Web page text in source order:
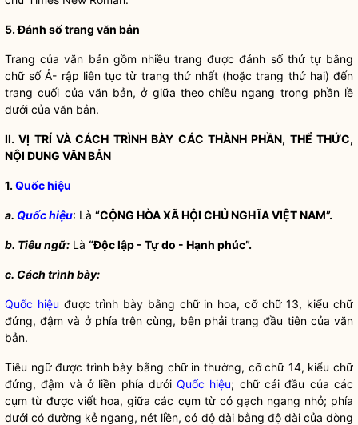
5. Đánh số trang văn bản
Trang của văn bản gồm nhiều trang được đánh số thứ tự bằng
chữ số Ả- rập liên tục từ trang thứ nhất (hoặc trang thứ hai) đến
trang cuối của văn bản, ở giữa theo chiều ngang trong phần lề
dưới của văn bản.
II. VỊ TRÍ VÀ CÁCH TRÌNH BÀY CÁC THÀNH PHẦN, THỂ THỨC,
NỘI DUNG VĂN BẢN
1.Quốc hiệu
a. Quốc hiệu: Là “CỘNG HÒA XÃ HỘI CHỦ NGHĨA VIỆT NAM”.
b. Tiêu ngữ: Là “Độc lập - Tự do - Hạnh phúc”.
c. Cách trình bày:
Quốc hiệu được trình bày bằng chữ in hoa, cỡ chữ 13, kiểu chữ
đứng, đậm và ở phía trên cùng, bên phải trang đầu tiên của văn
bản.
Tiêu ngữ được trình bày bằng chữ in thường, cỡ chữ 14, kiểu chữ
đứng, đậm và ở liền phía dướiQuốc hiệu; chữ cái đầu của các
cụm từ được viết hoa, giữa các cụm từ có gạch ngang nhỏ; phía
dưới có đường kẻ ngang, nét liền, có độ dài bằng độ dài của dòng